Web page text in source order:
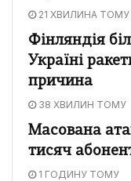
21 ХВИЛИНА ТОМУ
Фінляндія
Україні
причина
38 ХВИЛИН ТОМУ
Масована
тисяч
1 ГОДИНУ ТОМУ